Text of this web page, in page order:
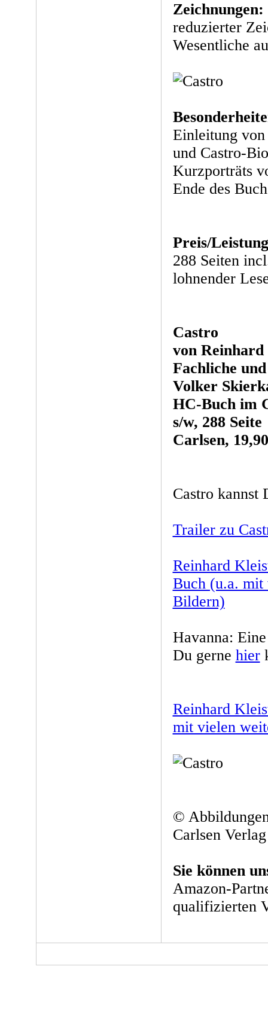
Zeichnungen:
reduzierter
Wesentliche
Einleitung
und Castro-
Kurzporträts
Ende des
Preis/
288 Seiten
lohnender
Castro
von
Fachliche
Volker
HC-Buch im
s/w, 288 Seite
Carlsen,
Castro kannst
Trailer zu
Reinhard
Buch (u.a. mit
Bildern)
Havanna:
Du gerne hier
Reinhard
mit vielen
©
Carlsen Verlag
Sie können
Amazon-
qualifizierten